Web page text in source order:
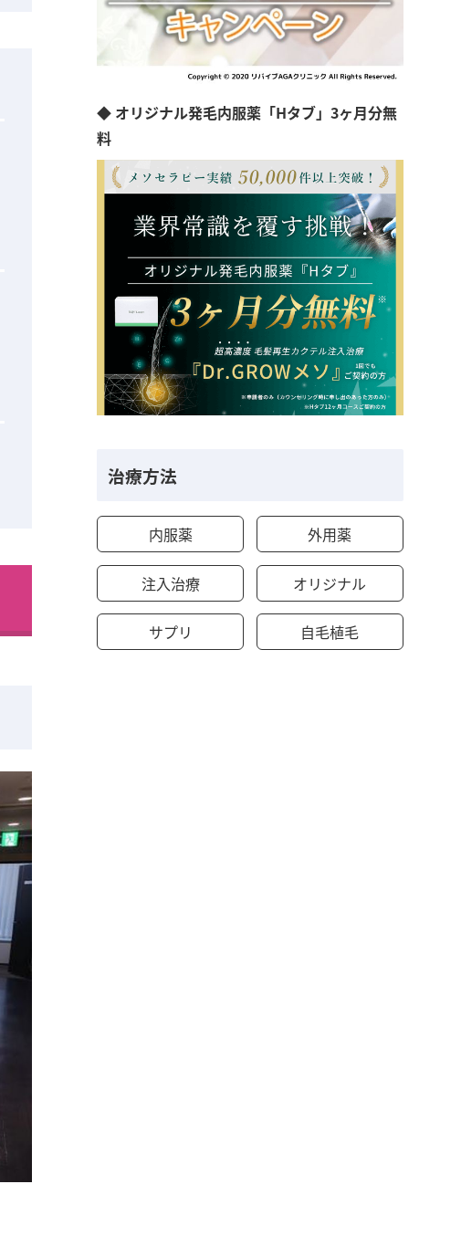
◆ オリジナル発毛内服薬「Hタブ」3ヶ月分無
料
治療方法
内服薬 外用薬
注入治療 オリジナル
サプリ 自毛植毛